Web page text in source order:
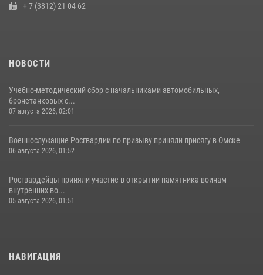
+ 7 (3812) 21-04-62
НОВОСТИ
Учебно-методический сбор с начальниками автомобильных,
бронетанковых с...
07 августа 2026, 02:01
Военнослужащие Росгвардии по призыву приняли присягу в Омске
06 августа 2026, 01:52
Росгвардейцы приняли участие в открытии памятника воинам
внутренних во...
05 августа 2026, 01:51
НАВИГАЦИЯ